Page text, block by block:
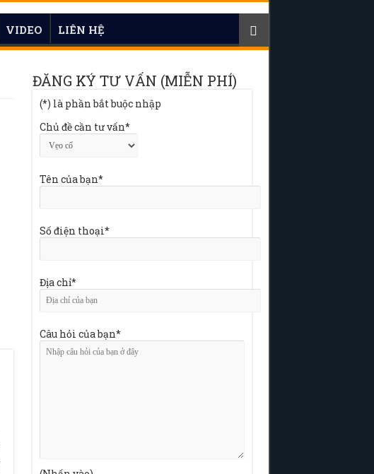
VIDEO LIÊN HỆ
ĐĂNG KÝ TƯ VẤN (MIỄN PHÍ)
(*) là phần bắt buộc nhập
Chủ đề cần tư vấn*
Tên của bạn*
Số điện thoại*
Địa chỉ*
Câu hỏi của bạn*